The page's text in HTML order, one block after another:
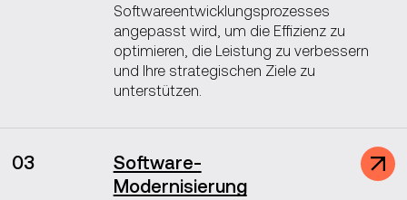
Softwareentwicklungsprozesses
angepasst wird, um die Effizienz zu
optimieren, die Leistung zu verbessern
und Ihre strategischen Ziele zu
unterstützen.
03
Software-
Modernisierung